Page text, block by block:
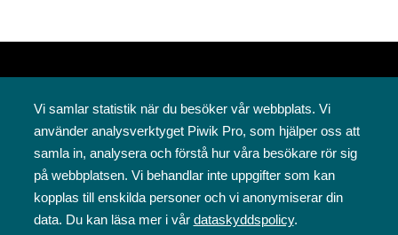
Svenska folkskolans vänner rf
Annegatan 12
00120 Helsingfors
Vi samlar statistik när du besöker vår webbplats. Vi
använder analysverktyget Piwik Pro, som hjälper oss att
samla in, analysera och förstå hur våra besökare rör sig
på webbplatsen. Vi behandlar inte uppgifter som kan
kopplas till enskilda personer och vi anonymiserar din
data. Du kan läsa mer i vår dataskyddspolicy.